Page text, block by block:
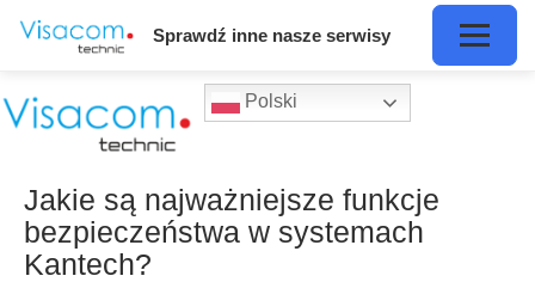
Polski
Jakie są najważniejsze funkcje
bezpieczeństwa w systemach
Kantech?
Sprawdź inne nasze serwisy